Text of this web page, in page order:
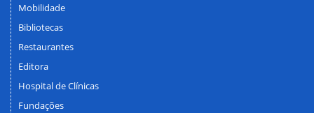
Mobilidade
Bibliotecas
Restaurantes
Editora
Hospital de Clínicas
Fundações